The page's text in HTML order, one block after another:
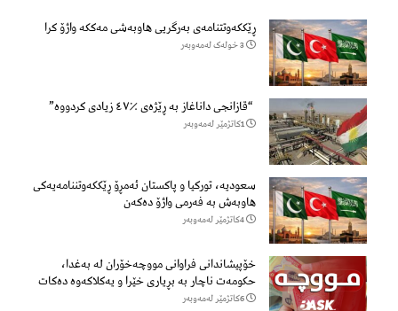
ڕێککەوتتنامەی بەرگریی هاوبەشی مەککە واژۆ کرا
3 خولەک لەمەوبەر
“قازانجی داناغاز بە ڕێژەی ٪٤٧ زیادی کردووە”
1كاتژمێر لەمەوبەر
سعودیە، تورکیا و پاکستان ئەمڕۆ ڕێککەوتننامەیەکی
هاوبەش بە فەرمی واژۆ دەکەن
4كاتژمێر لەمەوبەر
خۆپیشاندانی فراوانی مووچەخۆران لە بەغدا،
حکومەت ناچار بە بڕیاری خێرا و یەکلاکەوە دەکات
6كاتژمێر لەمەوبەر